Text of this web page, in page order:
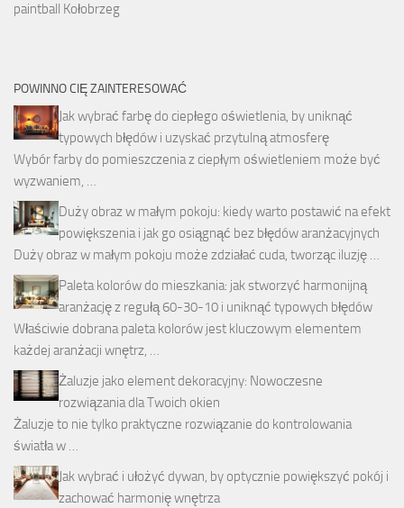
paintball Kołobrzeg
POWINNO CIĘ ZAINTERESOWAĆ
Jak wybrać farbę do ciepłego oświetlenia, by uniknąć
typowych błędów i uzyskać przytulną atmosferę
Wybór farby do pomieszczenia z ciepłym oświetleniem może być
wyzwaniem, …
Duży obraz w małym pokoju: kiedy warto postawić na efekt
powiększenia i jak go osiągnąć bez błędów aranżacyjnych
Duży obraz w małym pokoju może zdziałać cuda, tworząc iluzję …
Paleta kolorów do mieszkania: jak stworzyć harmonijną
aranżację z regułą 60-30-10 i uniknąć typowych błędów
Właściwie dobrana paleta kolorów jest kluczowym elementem
każdej aranżacji wnętrz, …
Żaluzje jako element dekoracyjny: Nowoczesne
rozwiązania dla Twoich okien
Żaluzje to nie tylko praktyczne rozwiązanie do kontrolowania
światła w …
Jak wybrać i ułożyć dywan, by optycznie powiększyć pokój i
zachować harmonię wnętrza